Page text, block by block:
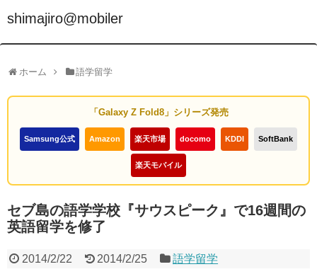
shimajiro@mobiler
ホーム 語学留学
「Galaxy Z Fold8」シリーズ発売
Samsung公式 Amazon 楽天市場 docomo KDDI SoftBank
楽天モバイル
セブ島の語学学校『サウスピーク』で16週間の
英語留学を修了
2014/2/22 2014/2/25 語学留学